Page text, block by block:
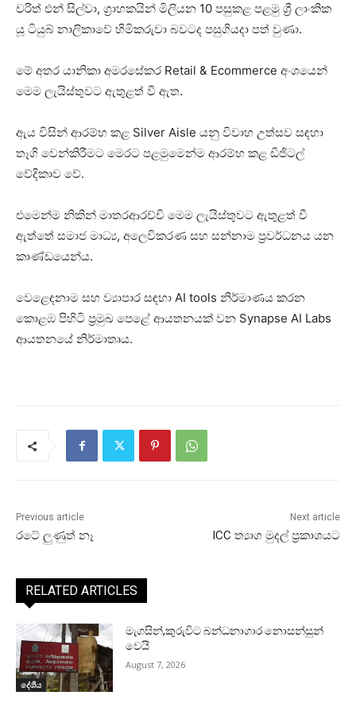
චරිත් එන් සිල්වා, ග්‍රාහකයින් මිලියන 10 පසුකළ පළමු ශ්‍රී ලාංකික
යූ ටියුබ් නාලිකාවේ හිමිකරුවා බවටද පසුගියද‍ා පත් වුණා.
මේ අතර යානිකා අමරසේකර Retail & Ecommerce අංශයෙන්
මෙම ලැයිස්තුවට ඇතුළත් වී ඇත.
ඇය විසින් ආරම්භ කළ Silver Aisle යනු විවාහ උත්සව සඳහා
තෑගි වෙන්කිරීමට මෙරට පළමුමෙන්ම ආරම්භ කළ ඩිජිටල්
වේදිකාව වේ.
එමෙන්ම නිකින් මාතරආරච්චි මෙම ලැයිස්තුවට ඇතුළත් වී
ඇත්තේ සමාජ මාධ්‍ය, අලෙවිකරණ සහ සන්නාම ප්‍රවර්ධනය යන
කාණ්ඩයෙන්ය.
වෙළෙඳනාම සහ ව්‍යාපාර සඳහා AI tools නිර්මාණය කරන
කොළඹ පිහිටි ප්‍රමුඛ පෙළේ ආයතනයක් වන Synapse AI Labs
ආයතනයේ නිර්මාතෘය.
Previous article
රටේ ලුණුත් නෑ
Next article
ICC ත්‍යාග මුදල් ප්‍රකාශයට
RELATED ARTICLES
දේශීය
මැගසින්,කුරුවිට බන්ධනාගාර නොසන්සුන්
වෙයි
August 7, 2026